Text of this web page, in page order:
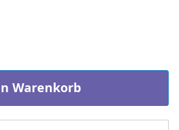
Warenkorb